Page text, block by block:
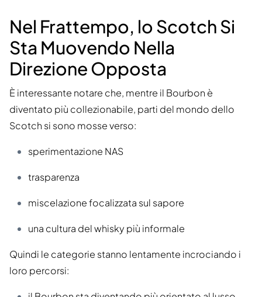
Nel Frattempo, lo Scotch Si
Sta Muovendo Nella
Direzione Opposta
È interessante notare che, mentre il Bourbon è
diventato più collezionabile, parti del mondo dello
Scotch si sono mosse verso:
sperimentazione NAS
trasparenza
miscelazione focalizzata sul sapore
una cultura del whisky più informale
Quindi le categorie stanno lentamente incrociando i
loro percorsi: